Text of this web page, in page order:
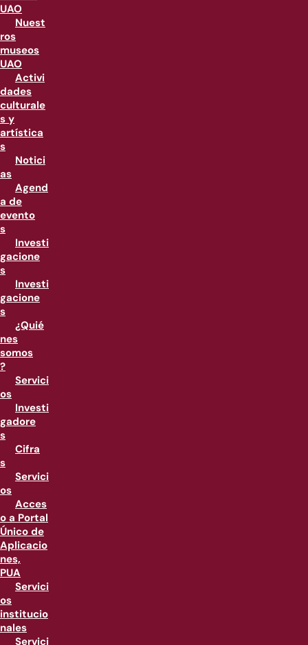
UAO
Nuest
ros
museos
UAO
Activi
dades
culturale
s y
artística
s
Notici
as
Agend
a de
evento
s
Investi
gacione
s
Investi
gacione
s
¿Quié
nes
somos
?
Servici
os
Investi
gadore
s
Cifra
s
Servici
os
Acces
o a Portal
Único de
Aplicacio
nes,
PUA
Servici
os
institucio
nales
Servici